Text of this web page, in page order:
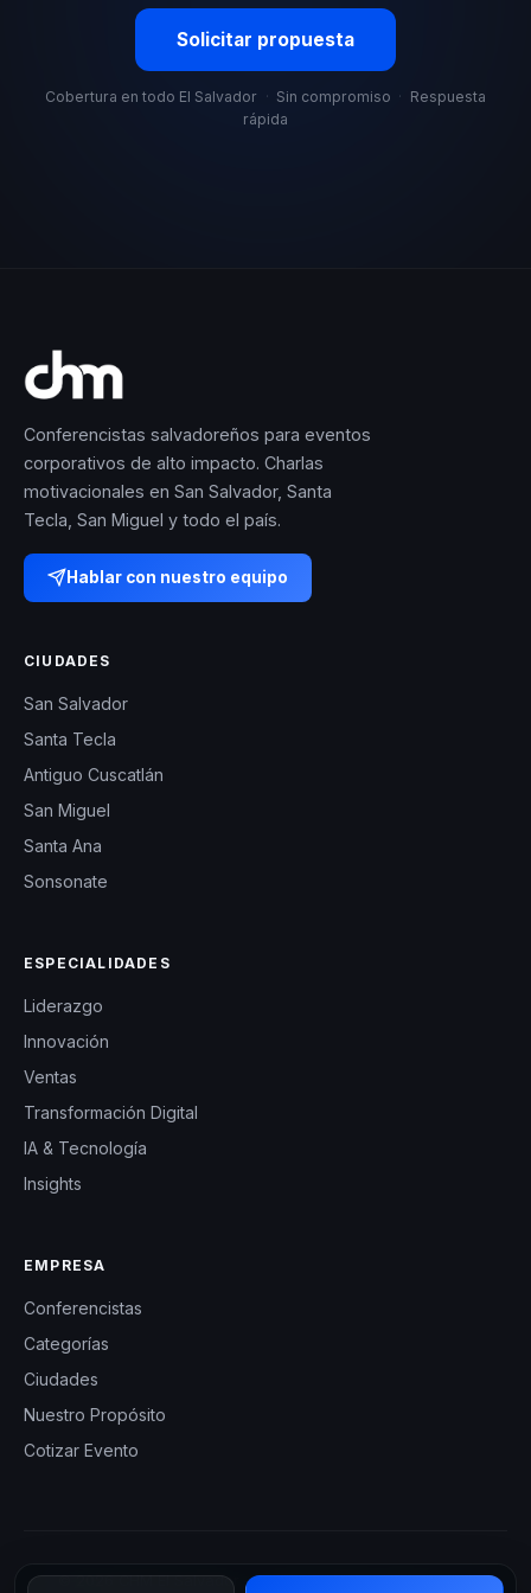
Solicitar propuesta
Cobertura en todo El Salvador · Sin compromiso · Respuesta
rápida
Conferencistas salvadoreños para eventos
corporativos de alto impacto. Charlas
motivacionales en San Salvador, Santa
Tecla, San Miguel y todo el país.
Hablar con nuestro equipo
CIUDADES
San Salvador
Santa Tecla
Antiguo Cuscatlán
San Miguel
Santa Ana
Sonsonate
ESPECIALIDADES
Liderazgo
Innovación
Ventas
Transformación Digital
IA & Tecnología
Insights
EMPRESA
Conferencistas
Categorías
Ciudades
Nuestro Propósito
Cotizar Evento
© 2026 CHM El Salvador — Charlas Motivacionales en El